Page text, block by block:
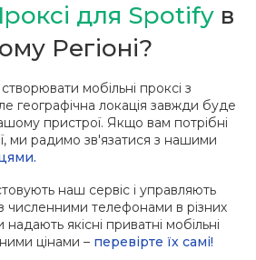
для Spotify в
Регіоні?
мобільні проксі з
географічна локація завжди буде
пристрої. Якщо вам потрібні
ми радимо зв'язатися з нашими
наш сервіс і управляють
численними телефонами в різних
надають якісні приватні мобільні
цінами – перевірте їх самі!